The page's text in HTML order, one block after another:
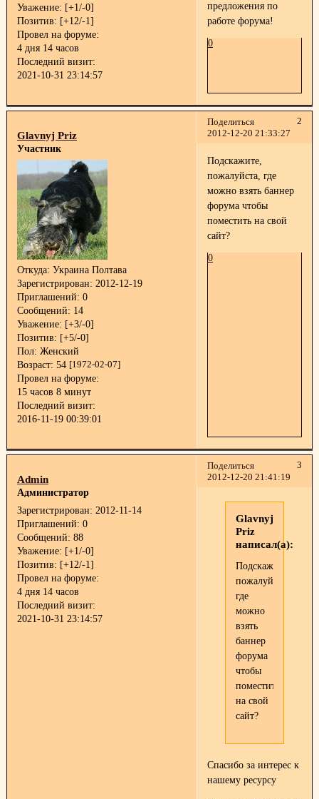
Уважение: [+1/-0]
Позитив: [+12/-1]
Провел на форуме:
4 дня 14 часов
Последний визит:
2021-10-31 23:14:57
предложения по
работе форума!
0
Поделиться
2
2012-12-20 21:33:27
Glavnyj Priz
Участник
Откуда: Украина Полтава
Зарегистрирован: 2012-12-19
Приглашений: 0
Сообщений: 14
Уважение: [+3/-0]
Позитив: [+5/-0]
Пол: Женский
Возраст: 54 [1972-02-07]
Провел на форуме:
15 часов 8 минут
Последний визит:
2016-11-19 00:39:01
Подскажите,
пожалуйста, где
можно взять баннер
форума чтобы
поместить на свой
сайт?
0
Поделиться
3
2012-12-20 21:41:19
Admin
Администратор
Зарегистрирован: 2012-11-14
Приглашений: 0
Сообщений: 88
Уважение: [+1/-0]
Позитив: [+12/-1]
Провел на форуме:
4 дня 14 часов
Последний визит:
2021-10-31 23:14:57
Glavnyj
Priz
написал(а):
Подскажите,
пожалуйста,
где
можно
взять
баннер
форума
чтобы
поместить
на свой
сайт?
Спасибо за интерес к
нашему ресурсу